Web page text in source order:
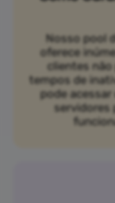
Nosso pool
oferece
clientes
tempos de
pode
servidores